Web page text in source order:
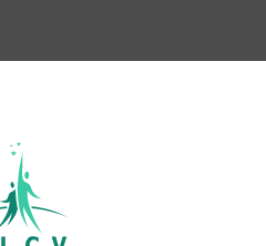
consommateurs et